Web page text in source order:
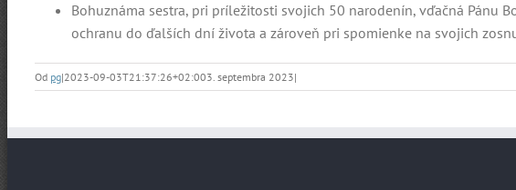
Bohuznáma sestra, pri príležitosti svojich 50 narodenín, vďačná Pánu
ochranu do ďalších dní života a zároveň pri spomienke na svojich
Od pg|2023-09-03T21:37:26+02:003. septembra 2023|